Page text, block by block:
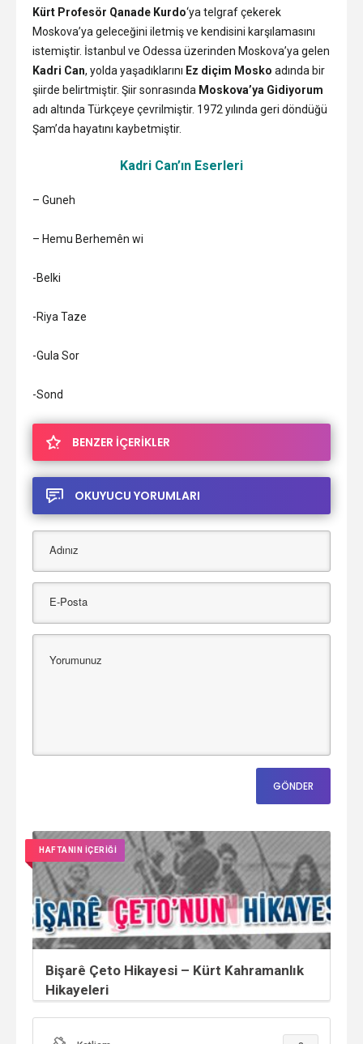
Kürt Profesör Qanade Kurdo‘ya telgraf çekerek
Moskova’ya geleceğini iletmiş ve kendisini karşılamasını
istemiştir. İstanbul ve Odessa üzerinden Moskova’ya gelen
Kadri Can, yolda yaşadıklarını Ez diçim Mosko adında bir
şiirde belirtmiştir. Şiir sonrasında Moskova’ya Gidiyorum
adı altında Türkçeye çevrilmiştir. 1972 yılında geri döndüğü
Şam’da hayatını kaybetmiştir.
Kadri Can’ın Eserleri
– Guneh
– Hemu Berhemên wi
-Belki
-Riya Taze
-Gula Sor
-Sond
BENZER İÇERİKLER
OKUYUCU YORUMLARI
HAFTANIN İÇERİĞİ
Bişarê Çeto Hikayesi – Kürt Kahramanlık
Hikayeleri